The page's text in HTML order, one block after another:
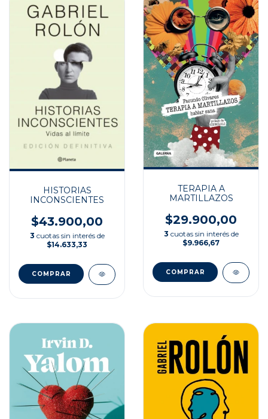
HISTORIAS
INCONSCIENTES
$43.900,00
3 cuotas sin interés de
$14.633,33
TERAPIA A
MARTILLAZOS
$29.900,00
3 cuotas sin interés de
$9.966,67